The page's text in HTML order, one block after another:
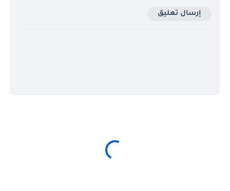
إرسال تعليق